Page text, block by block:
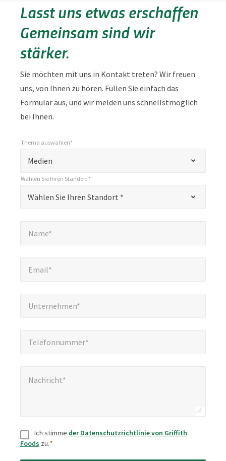
Lasst uns etwas erschaffen
Gemeinsam sind wir
stärker.
Sie möchten mit uns in Kontakt treten? Wir freuen
uns, von Ihnen zu hören. Füllen Sie einfach das
Formular aus, und wir melden uns schnellstmöglich
bei Ihnen.
"
kennzeichnet
Medien
Thema auswählen*
Wählen Sie Ihren Standort *
Wählen Sie Ihren Standort *
Name*
Email*
Unternehmen*
Telefonnummer*
Nachricht*
Zustimmung
Ich stimme der Datenschutzrichtlinie von Griffith
Foods zu.*